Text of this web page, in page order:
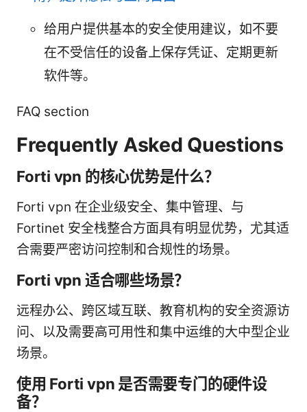
给用户提供基本的安全使用建议，如不要
在不受信任的设备上保存凭证、定期更新
软件等。
FAQ section
Frequently Asked Questions
Forti vpn 的核心优势是什么？
Forti vpn 在企业级安全、集中管理、与
Fortinet 安全栈整合方面具有明显优势，尤其适
合需要严密访问控制和合规性的场景。
Forti vpn 适合哪些场景？
远程办公、跨区域互联、教育机构的安全资源访
问、以及需要高可用性和集中运维的大中型企业
场景。
使用 Forti vpn 是否需要专门的硬件设
备？